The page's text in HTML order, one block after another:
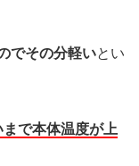
でその分軽いとい
で本体温度が上